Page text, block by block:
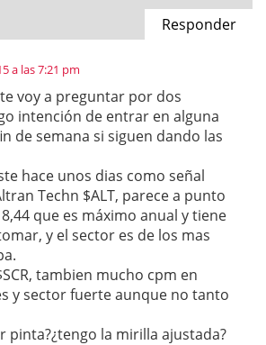
Responder
a las 7:21 pm
voy a preguntar por dos
intención de entrar en alguna
de semana si siguen dando las
hace unos dias como señal
Techn $ALT, parece a punto
que es máximo anual y tiene
y el sector es de los mas
tambien mucho cpm en
y sector fuerte aunque no tanto
pinta?¿tengo la mirilla ajustada?